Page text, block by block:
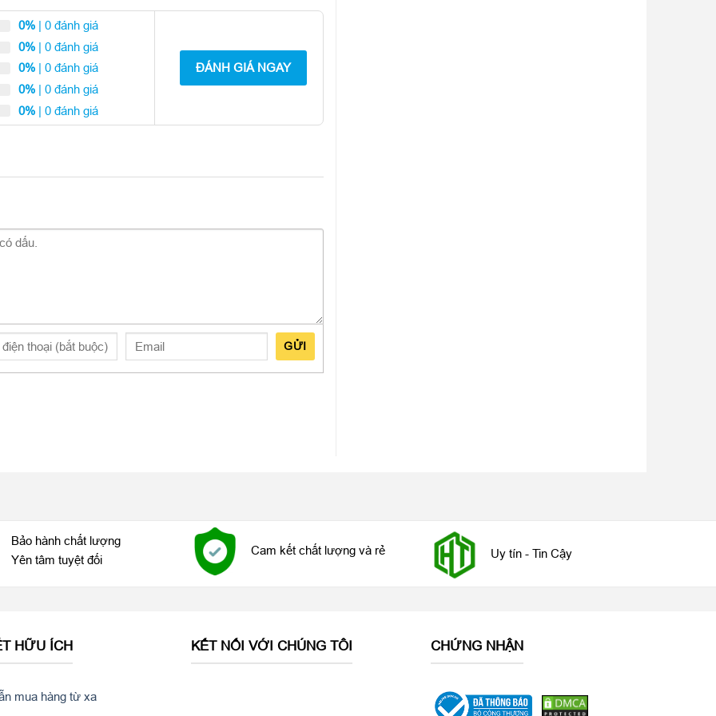
cũ 99%có độ phân giải 2K+, sử dụng tấm nền Super
đều được tái tạo sắc nét với màu sắc trung thực, sống
tích hợp chuẩn kháng bụi – kháng nước IP68, giúp bạn
mưa và yên tâm khi chẳng may làm rơi máy xuống nước.
mềm. Còn trong quá trình sử dụng thực tế, tốc độ xử lý và
0%| 0 đánh giá
0%| 0 đánh giá
0%| 0 đánh giá
0%| 0 đánh giá
0%| 0 đánh giá
ĐÁNH GIÁ NGAY
GỬI
Bảo hành chất lượng
Yên tâm tuyệt đối
Cam kết chất lượng và rẻ Uy tín - Tin Cậy
HỮU ÍCH
mua hàng từ xa
KẾT NỐI VỚI CHÚNG TÔI CHỨNG NHẬN